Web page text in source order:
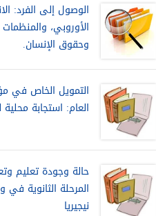
الوصول إلى الفرد:
الأوروبي،
وحقوق الإنسان.
التمويل الخاص في
العام: استجابة محلية
حالة وجودة تعليم
المرحلة الثانوية في
نيجيريا